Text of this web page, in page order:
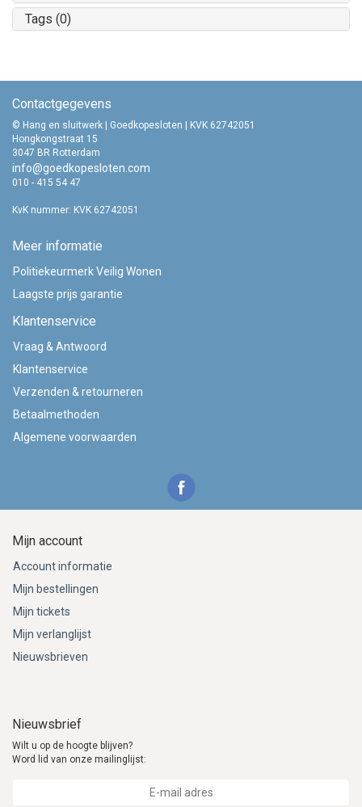
Tags (0)
Contactgegevens
© Hang en sluitwerk | Goedkopesloten | KVK 62742051
Hongkongstraat 15
3047 BR Rotterdam
info@goedkopesloten.com
010 - 415 54 47
KvK nummer: KVK 62742051
Meer informatie
Politiekeurmerk Veilig Wonen
Laagste prijs garantie
Klantenservice
Vraag & Antwoord
Klantenservice
Verzenden & retourneren
Betaalmethoden
Algemene voorwaarden
Mijn account
Account informatie
Mijn bestellingen
Mijn tickets
Mijn verlanglijst
Nieuwsbrieven
Nieuwsbrief
Wilt u op de hoogte blijven?
Word lid van onze mailinglijst: